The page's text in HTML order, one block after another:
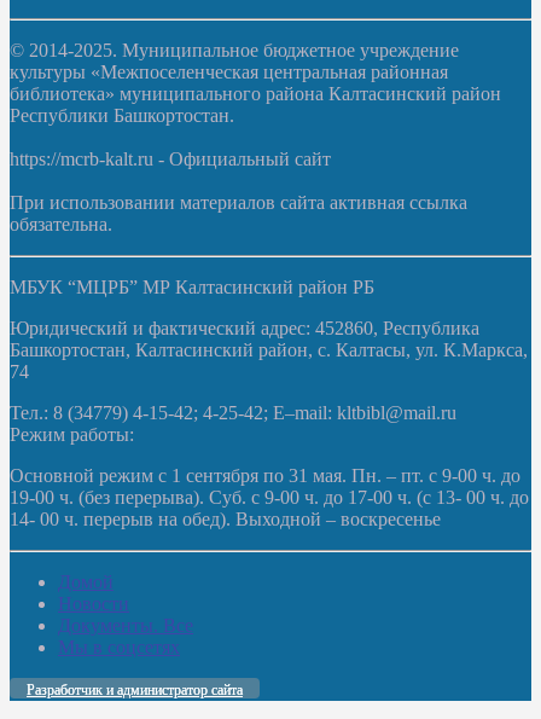
© 2014-2025. Муниципальное бюджетное учреждение
культуры «Межпоселенческая центральная районная
библиотека» муниципального района Калтасинский район
Республики Башкортостан.
https://mcrb-kalt.ru - Официальный сайт
При использовании материалов сайта активная ссылка
обязательна.
МБУК “МЦРБ” МР Калтасинский район РБ
Юридический и фактический адрес: 452860, Республика
Башкортостан, Калтасинский район, с. Калтасы, ул. К.Маркса,
74
Тел.: 8 (34779) 4-15-42; 4-25-42; E–mail: kltbibl@mail.ru
Режим работы:
Основной режим с 1 сентября по 31 мая. Пн. – пт. с 9-00 ч. до
19-00 ч. (без перерыва). Суб. с 9-00 ч. до 17-00 ч. (с 13- 00 ч. до
14- 00 ч. перерыв на обед). Выходной – воскресенье
Домой
Новости
Документы. Все
Мы в соцсетях
Разработчик и администратор сайта